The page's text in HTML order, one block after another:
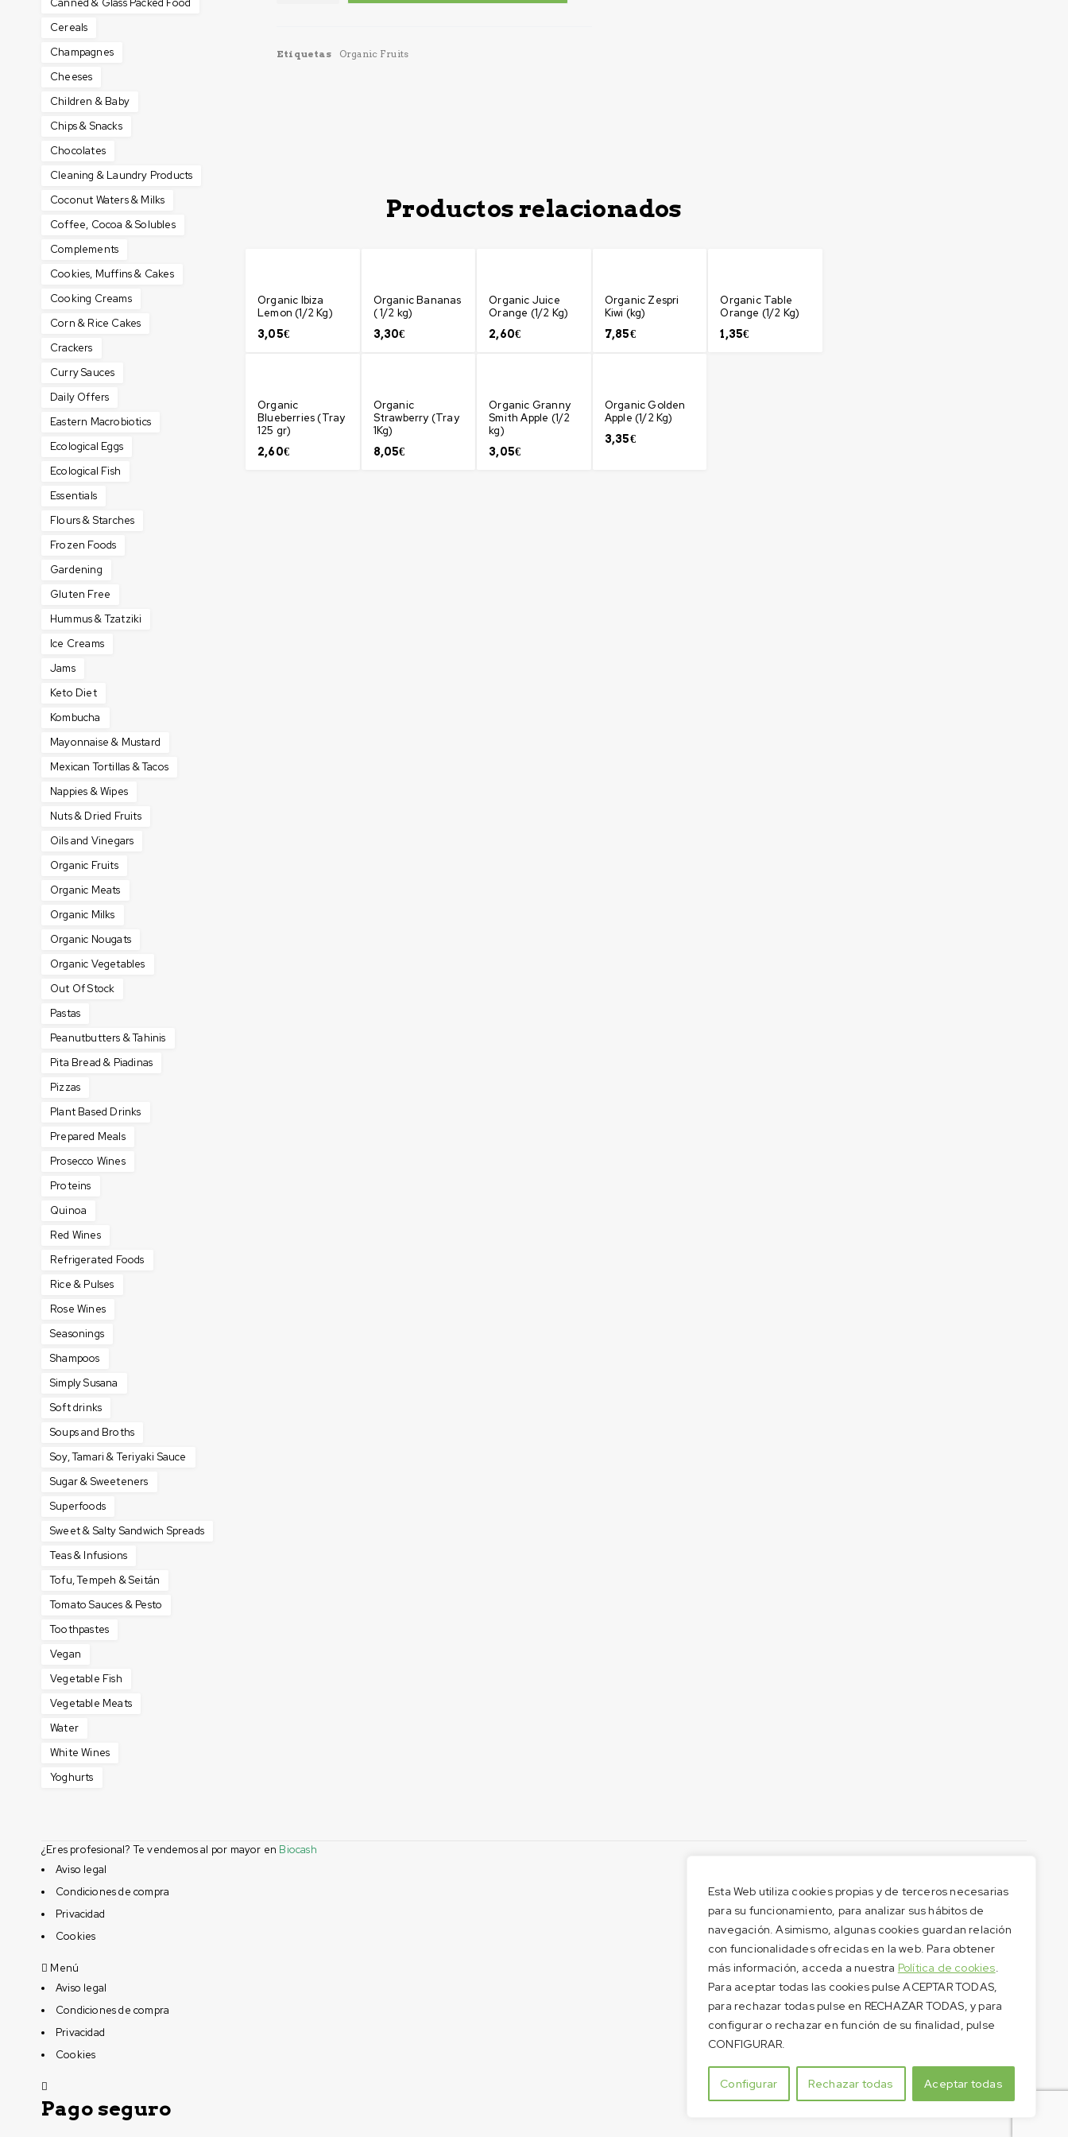
Esta Web utiliza cookies propias y de terceros necesarias
para su funcionamiento, para analizar sus hábitos de
navegación. Asimismo, algunas cookies guardan relación
con funcionalidades ofrecidas en la web. Para obtener
más información, acceda a nuestra Política de cookies.
Para aceptar todas las cookies pulse ACEPTAR TODAS,
para rechazar todas pulse en RECHAZAR TODAS, y para
configurar o rechazar en función de su finalidad, pulse
CONFIGURAR.
Configurar Rechazar todas Aceptar todas
Cereals
Champagnes
Cheeses
Children & Baby
Chips & Snacks
Chocolates
Cleaning & Laundry Products
Coconut Waters & Milks
Coffee, Cocoa & Solubles
Complements
Cookies, Muffins & Cakes
Cooking Creams
Corn & Rice Cakes
Crackers
Curry Sauces
Daily Offers
Eastern Macrobiotics
Ecological Eggs
Ecological Fish
Essentials
Flours & Starches
Frozen Foods
Gardening
Gluten Free
Hummus & Tzatziki
Ice Creams
Jams
Keto Diet
Kombucha
Mayonnaise & Mustard
Mexican Tortillas & Tacos
Nappies & Wipes
Nuts & Dried Fruits
Oils and Vinegars
Organic Fruits
Organic Meats
Organic Milks
Organic Nougats
Organic Vegetables
Out Of Stock
Pastas
Peanutbutters & Tahinis
Pita Bread & Piadinas
Pizzas
Plant Based Drinks
Prepared Meals
Prosecco Wines
Proteins
Quinoa
Red Wines
Refrigerated Foods
Rice & Pulses
Rose Wines
Seasonings
Shampoos
Simply Susana
Soft drinks
Soups and Broths
Soy, Tamari & Teriyaki Sauce
Sugar & Sweeteners
Superfoods
Sweet & Salty Sandwich Spreads
Teas & Infusions
Tofu, Tempeh & Seitán
Tomato Sauces & Pesto
Toothpastes
Vegan
Vegetable Fish
Vegetable Meats
Water
White Wines
Yoghurts
Etiquetas Organic Fruits
Productos relacionados
Organic Ibiza
Lemon (1/2 Kg)
3,05€
Organic Bananas
( 1/2 kg)
3,30€
Organic Juice
Orange (1/2 Kg)
2,60€
Organic Zespri
Kiwi (kg)
7,85€
Organic Table
Orange (1/2 Kg)
1,35€
Organic
Blueberries (Tray
125 gr)
2,60€
Organic
Strawberry (Tray
1Kg)
8,05€
Organic Granny
Smith Apple (1/2
kg)
3,05€
Organic Golden
Apple (1/2 Kg)
3,35€
¿Eres profesional? Te vendemos al por mayor en Biocash
Aviso legal
Condiciones de compra
Privacidad
Cookies
Menú
Aviso legal
Condiciones de compra
Privacidad
Cookies
Pago seguro